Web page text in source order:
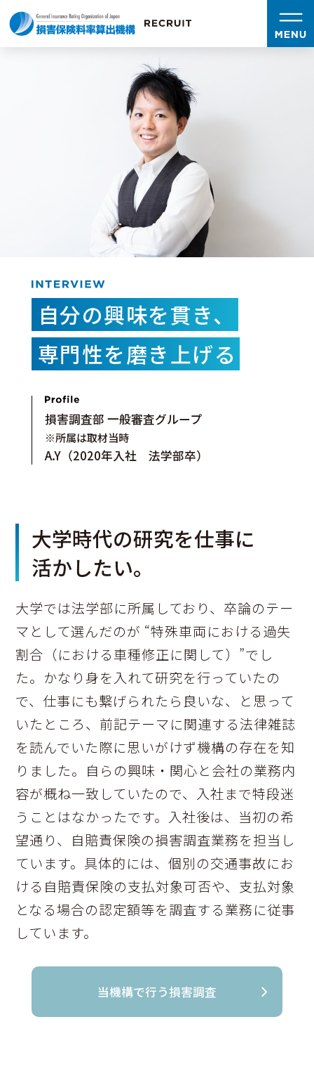
自分の興味を貫き、
専門性を磨き上げる
損害調査部 一般審査グループ
※所属は取材当時
A.Y（2020年入社 法学部卒）
大学時代の研究を仕事に
活かしたい。
大学では法学部に所属しており、卒論のテー
マとして選んだのが “特殊車両における過失
割合（における車種修正に関して）”でし
た。かなり身を入れて研究を行っていたの
で、仕事にも繋げられたら良いな、と思って
いたところ、前記テーマに関連する法律雑誌
を読んでいた際に思いがけず機構の存在を知
りました。自らの興味・関心と会社の業務内
容が概ね一致していたので、入社まで特段迷
うことはなかったです。入社後は、当初の希
望通り、自賠責保険の損害調査業務を担当し
ています。具体的には、個別の交通事故にお
ける自賠責保険の支払対象可否や、支払対象
となる場合の認定額等を調査する業務に従事
しています。
当機構で行う損害調査